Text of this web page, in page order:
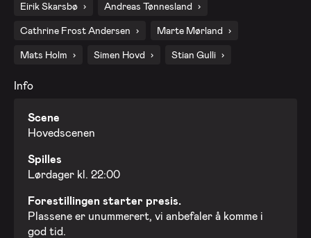
Eirik Skarsbø Andreas Tønnesland
Cathrine Frost Andersen Marte Mørland
Mats Holm Simen Hovd Stian Gulli
Info
Scene
Hovedscenen
Spilles
Lørdager kl. 22:00
Forestillingen starter presis.
Plassene er unummerert, vi anbefaler å komme i
god tid.